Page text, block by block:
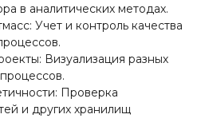
в аналитических методах.
Учет и контроль качества
Визуализация разных
Проверка
и других хранилищ